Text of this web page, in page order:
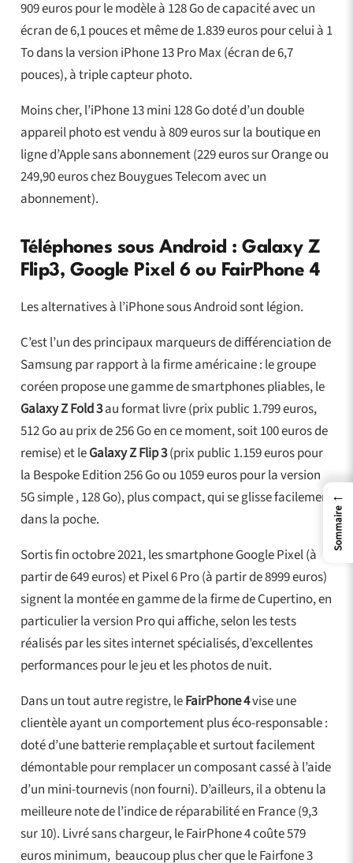
909 euros pour le modèle à 128 Go de capacité avec un
écran de 6,1 pouces et même de 1.839 euros pour celui à 1
To dans la version iPhone 13 Pro Max (écran de 6,7
pouces), à triple capteur photo.
Moins cher, l’iPhone 13 mini 128 Go doté d’un double
appareil photo est vendu à 809 euros sur la boutique en
ligne d’Apple sans abonnement (229 euros sur Orange ou
249,90 euros chez Bouygues Telecom avec un
abonnement).
Téléphones sous Android : Galaxy Z
Flip3, Google Pixel 6 ou FairPhone 4
Les alternatives à l’iPhone sous Android sont légion.
C’est l’un des principaux marqueurs de différenciation de
Samsung par rapport à la firme américaine : le groupe
coréen propose une gamme de smartphones pliables, le
Galaxy Z Fold 3au format livre (prix public 1.799 euros,
512 Go au prix de 256 Go en ce moment, soit 100 euros de
remise) et leGalaxy Z Flip 3(prix public 1.159 euros pour
la Bespoke Edition 256 Go ou 1059 euros pour la version
5G simple , 128 Go), plus compact, qui se glisse facilement
dans la poche.
Sortis fin octobre 2021, les smartphone Google Pixel (à
partir de 649 euros) et Pixel 6 Pro (à partir de 8999 euros)
signent la montée en gamme de la firme de Cupertino, en
particulier la version Pro qui affiche, selon les tests
réalisés par les sites internet spécialisés, d’excellentes
performances pour le jeu et les photos de nuit.
Dans un tout autre registre, leFairPhone 4vise une
clientèle ayant un comportement plus éco-responsable :
doté d’une batterie remplaçable et surtout facilement
démontable pour remplacer un composant cassé à l’aide
d’un mini-tournevis (non fourni). D’ailleurs, il a obtenu la
meilleure note de l’indice de réparabilité en France (9,3
sur 10). Livré sans chargeur, le FairPhone 4 coûte 579
euros minimum, beaucoup plus cher que le Fairfone 3
←
Sommaire